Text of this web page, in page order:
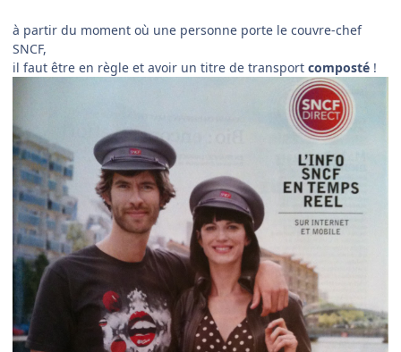
à partir du moment où une personne porte le couvre-chef
SNCF,
il faut être en règle et avoir un titre de transport composté !